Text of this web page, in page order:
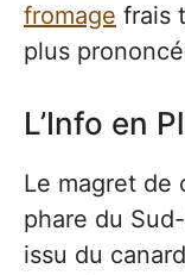
fromage frais
plus
L’Info en
Le magret de
phare du
issu du